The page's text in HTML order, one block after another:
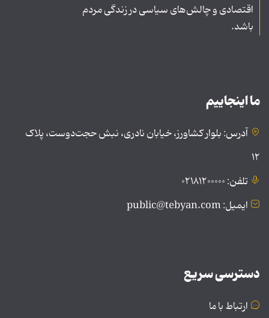
اقتصادی و چالش‌های سیاسی در زندگی مردم
باشد.
ما اینجاییم
آدرس: بلوار کشاورز، خیابان نادری، نبش حجت‌دوست، پلاک
۱۲
تلفن: ۰۲۱۸۱۲۰۰۰۰۰
ایمیل: public@tebyan.com
دسترسی سریع
ارتباط با ما